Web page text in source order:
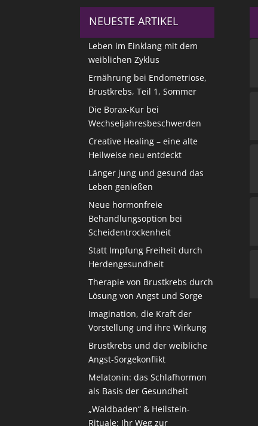
NEUESTE ARTIKEL
Leben im Einklang mit dem
weiblichen Zyklus
Ernährung bei Endometriose,
Brustkrebs, Teil 1, Sommer
Die Borax-Kur bei
Wechseljahresbeschwerden
Creative Healing – eine alte
Heilweise neu entdeckt
Länger jung und gesund das
Leben genießen
Neue hormonfreie
Behandlungsoption bei
Scheidentrockenheit
Statt Impfung Freiheit durch
Herdengesundheit
Therapie von Brustkrebs durch
Lösung von Angst und Sorge
Imagination, die Kraft der
Vorstellung und ihre Wirkung
Brustkrebs und der weibliche
Angst-Sorgekonflikt
Melatonin: das Schlafhormon
als Basis der Gesundheit
„Waldbaden“ & Heilstein-
Rituale: Ihr Weg zur